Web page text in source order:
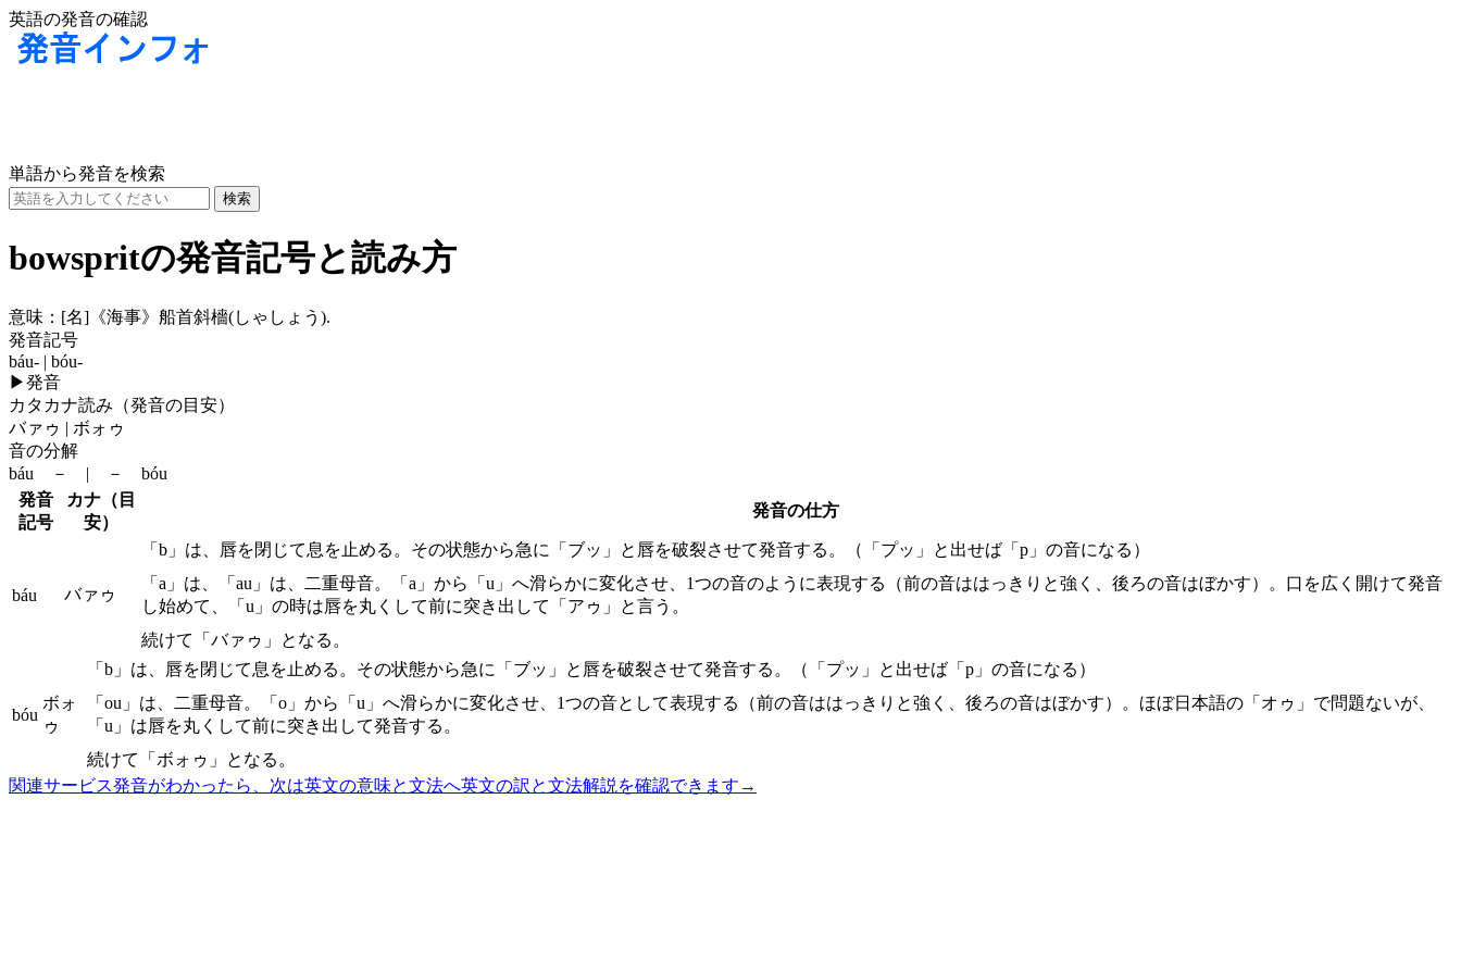
英語の発音の確認
単語から発音を検索
bowspritの発音記号と読み方
意味： [名] 《海事》船首斜檣(しゃしょう).
発音記号
báu- | bóu-
▶発音
カタカナ読み（発音の目安）
バァゥ | ボォゥ
音の分解
báu － | － bóu
発音
記号
カナ（目
安）
発音の仕方
báu バァゥ
「b」は、唇を閉じて息を止める。その状態から急に「ブッ」と唇を破裂させて発音する。（「プッ」と出せば「p」の音になる）
「a」は、「au」は、二重母音。「a」から「u」へ滑らかに変化させ、1つの音のように表現する（前の音ははっきりと強く、後ろの音はぼかす）。口を広く開けて発音
し始めて、「u」の時は唇を丸くして前に突き出して「アゥ」と言う。
続けて「バァゥ」となる。
bóu
ボォ
ゥ
「b」は、唇を閉じて息を止める。その状態から急に「ブッ」と唇を破裂させて発音する。（「プッ」と出せば「p」の音になる）
「ou」は、二重母音。「o」から「u」へ滑らかに変化させ、1つの音として表現する（前の音ははっきりと強く、後ろの音はぼかす）。ほぼ日本語の「オゥ」で問題ないが、
「u」は唇を丸くして前に突き出して発音する。
続けて「ボォゥ」となる。
関連サービス発音がわかったら、次は英文の意味と文法へ英文の訳と文法解説を確認できます →